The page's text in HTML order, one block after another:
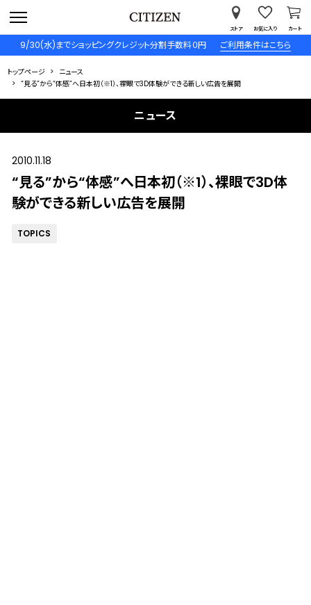
9/30(水)までショッピングクレジット分割手数料０円 ご利用条件はこちら
ストア お気に入り カート
トップページ
ニュース
“見る”から“体感”へ日本初（※1）、裸眼で3D体験ができる新しい広告を展開
ニュース
2010.11.18
“見る”から“体感”へ日本初（※1）、裸眼で3D体
験ができる新しい広告を展開
TOPICS